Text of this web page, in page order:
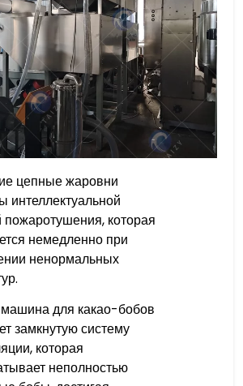
цепные жаровни
интеллектуальной
пожаротушения, которая
немедленно при
ненормальных
для какао-бобов
замкнутую систему
которая
неполностью